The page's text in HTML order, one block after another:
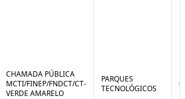
CHAMADA PÚBLICA
MCTI/FINEP/FNDCT/CT-
VERDE AMARELO
PARQUES
TECNOLÓGICOS